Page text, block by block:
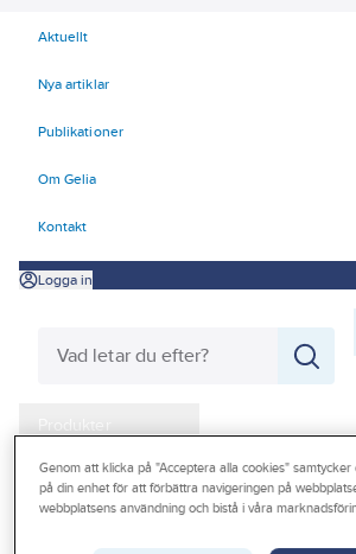
Aktuellt
Nya artiklar
Publikationer
Om Gelia
Kontakt
Logga in
Produkter
Kampanjer
Outlet
Gelia Produkter Byggplåt Metaller
Genom att klicka på "Acceptera alla cookies" samtycker
på din enhet för att förbättra navigeringen på
webbplatsens användning och bistå i våra